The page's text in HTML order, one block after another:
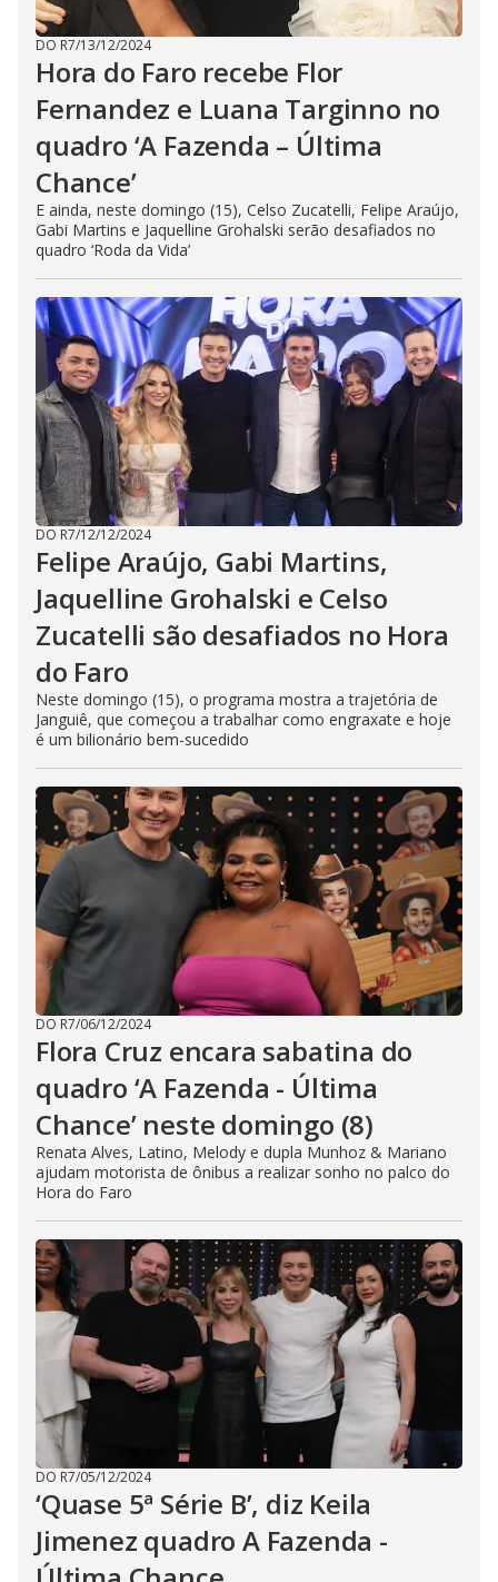
DO R7/13/12/2024
Hora do Faro recebe Flor
Fernandez e Luana Targinno no
quadro ‘A Fazenda – Última
Chance’
E ainda, neste domingo (15), Celso Zucatelli, Felipe Araújo,
Gabi Martins e Jaquelline Grohalski serão desafiados no
quadro ‘Roda da Vida’
DO R7/12/12/2024
Felipe Araújo, Gabi Martins,
Jaquelline Grohalski e Celso
Zucatelli são desafiados no Hora
do Faro
Neste domingo (15), o programa mostra a trajetória de
Janguiê, que começou a trabalhar como engraxate e hoje
é um bilionário bem-sucedido
DO R7/06/12/2024
Flora Cruz encara sabatina do
quadro ‘A Fazenda - Última
Chance’ neste domingo (8)
Renata Alves, Latino, Melody e dupla Munhoz & Mariano
ajudam motorista de ônibus a realizar sonho no palco do
Hora do Faro
DO R7/05/12/2024
‘Quase 5ª Série B’, diz Keila
Jimenez quadro A Fazenda -